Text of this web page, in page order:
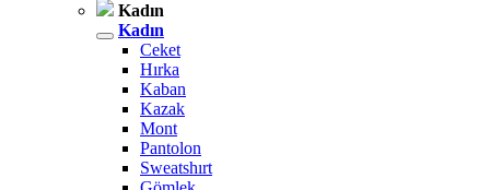
Kadın
Kadın
Ceket
Hırka
Kaban
Kazak
Mont
Pantolon
Sweatshırt